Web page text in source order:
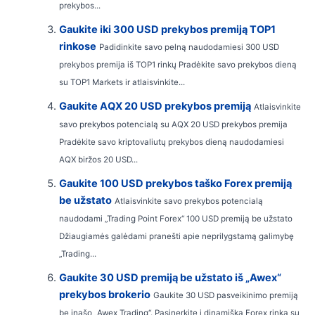
prekybos...
Gaukite iki 300 USD prekybos premiją TOP1
rinkose Padidinkite savo pelną naudodamiesi 300 USD
prekybos premija iš TOP1 rinkų Pradėkite savo prekybos dieną
su TOP1 Markets ir atlaisvinkite...
Gaukite AQX 20 USD prekybos premiją Atlaisvinkite
savo prekybos potencialą su AQX 20 USD prekybos premija
Pradėkite savo kriptovaliutų prekybos dieną naudodamiesi
AQX biržos 20 USD...
Gaukite 100 USD prekybos taško Forex premiją
be užstato Atlaisvinkite savo prekybos potencialą
naudodami „Trading Point Forex“ 100 USD premiją be užstato
Džiaugiamės galėdami pranešti apie neprilygstamą galimybę
„Trading...
Gaukite 30 USD premiją be užstato iš „Awex“
prekybos brokerio Gaukite 30 USD pasveikinimo premiją